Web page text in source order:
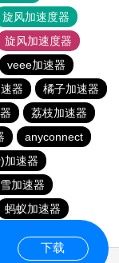
旋风加速度器
旋风加速度器
veee加速器
器
橘子加速器
荔枝加速器
anyconnect
加速器
加速器
蚂蚁加速器
下载